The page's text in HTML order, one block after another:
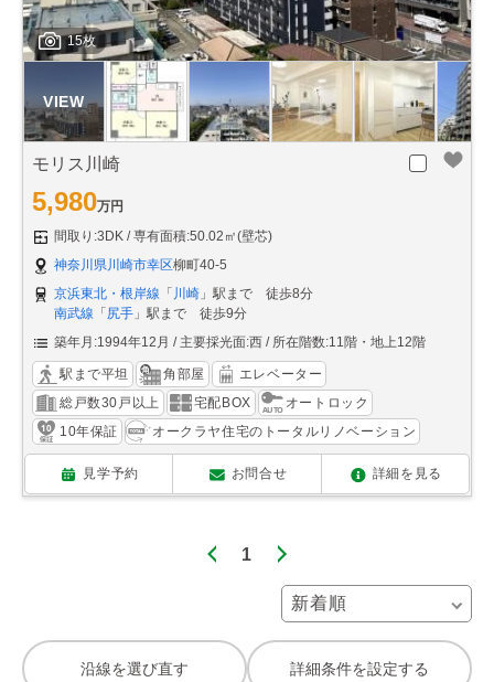
15枚
モリス川崎
5,980万円
間取り:3DK
専有面積:50.02㎡(壁芯)
神奈川県川崎市幸区柳町40-5
京浜東北・根岸線 「 川崎 」駅まで 徒歩8分
南武線 「 尻手 」駅まで 徒歩9分
築年月:1994年12月
主要採光面:西 所在階数:11階・地上12階
駅まで平坦 角部屋
エレベーター
総戸数30戸以上
宅配BOX
オートロック
10年保証
オークラヤ住宅のトータルリノベーション
見学予約 お問合せ 詳細を見る
1
沿線を選び直す 詳細条件を設定する